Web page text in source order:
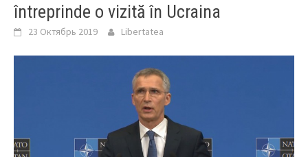
întreprinde o vizită în Ucraina
23 Октябрь 2019 Libertatea